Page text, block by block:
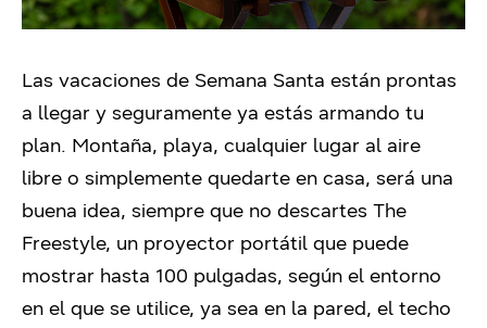
Las vacaciones de Semana Santa están prontas
a llegar y seguramente ya estás armando tu
plan. Montaña, playa, cualquier lugar al aire
libre o simplemente quedarte en casa, será una
buena idea, siempre que no descartes The
Freestyle, un proyector portátil que puede
mostrar hasta 100 pulgadas, según el entorno
en el que se utilice, ya sea en la pared, el techo